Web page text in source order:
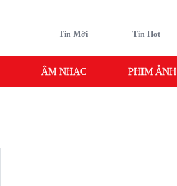
Tin Mới Tin Hot
ÂM NHẠC PHIM ẢNH